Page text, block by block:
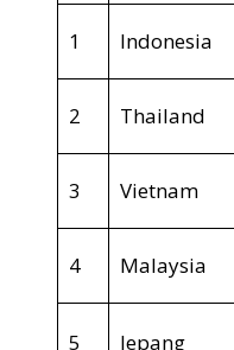
1 Indonesia
2 Thailand
3 Vietnam
4 Malaysia
5 Jepang